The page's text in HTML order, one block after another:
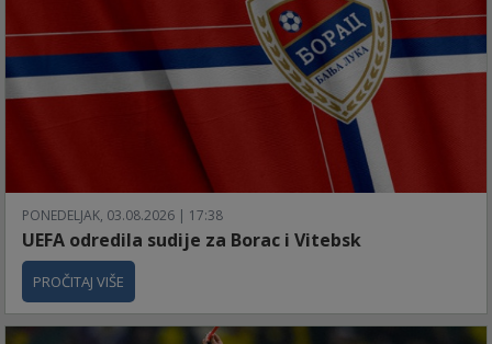
PONEDELJAK, 03.08.2026 | 17:38
UEFA odredila sudije za Borac i Vitebsk
PROČITAJ VIŠE